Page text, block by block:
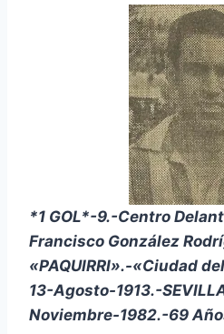
*1 GOL*-9.-Centro
Francisco González
«PAQUIRRI».-«Ciudad
13-Agosto-1913.-
Noviembre-1982.-69